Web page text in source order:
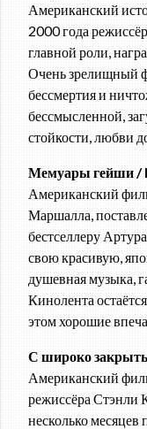
Американский
2000 года
главной роли,
Очень зрелищный
бессмертия и
бессмысленной,
стойкости, любви
Мемуары гейши /
Американский
Маршалла,
бестселлеру
свою красивую,
душевная музыка,
Кинолента
этом хорошие
С широко
Американский
режиссёра Стэнли
несколько